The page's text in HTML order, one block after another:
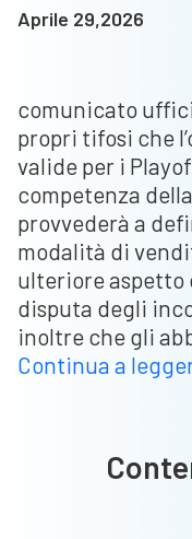
Aprile 29,2026
comunicato
propri tifosi che
valide per i
competenza
provvederà a
modalità di
ulteriore aspetto
disputa degli
inoltre che gli
Continua a